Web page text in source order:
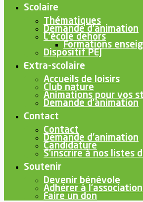
Scolaire
Thématiques
Demande d’animation
L’école dehors
Formations
Dispositif PEJ
Extra-scolaire
Accueils de loisirs
Club nature
Animations pour vos
Demande d’animation
Contact
Contact
Demande d’animation
Candidature
S’inscrire à nos listes
Soutenir
Devenir bénévole
Adhérer à l’association
Faire un don